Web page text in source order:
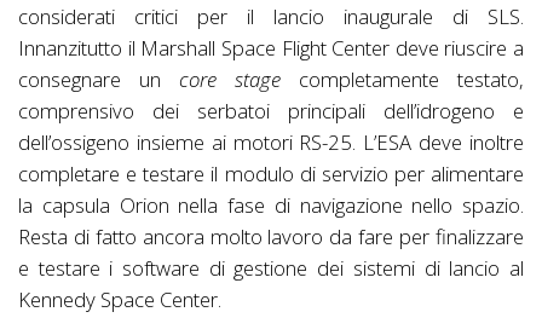
considerati critici per il lancio inaugurale di SLS.
Innanzitutto il Marshall Space Flight Center deve riuscire a
consegnare un core stage completamente testato,
comprensivo dei serbatoi principali dell’idrogeno e
dell’ossigeno insieme ai motori RS-25. L’ESA deve inoltre
completare e testare il modulo di servizio per alimentare
la capsula Orion nella fase di navigazione nello spazio.
Resta di fatto ancora molto lavoro da fare per finalizzare
e testare i software di gestione dei sistemi di lancio al
Kennedy Space Center.